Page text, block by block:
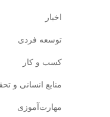
اخبار
توسعه فردی
کسب و کار
منابع انسانی و
مهارت‌آموزی